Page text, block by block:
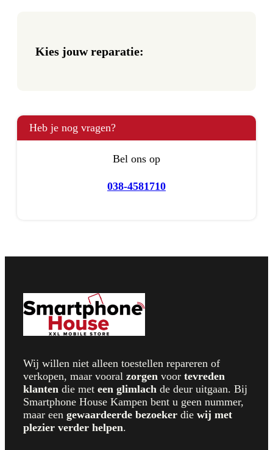
Kies jouw reparatie:
Heb je nog vragen?
Bel ons op
038-4581710
Wij willen niet alleen toestellen repareren of
verkopen, maar vooral zorgen voor tevreden
klanten die met een glimlach de deur uitgaan. Bij
Smartphone House Kampen bent u geen nummer,
maar een gewaardeerde bezoeker die wij met
plezier verder helpen.